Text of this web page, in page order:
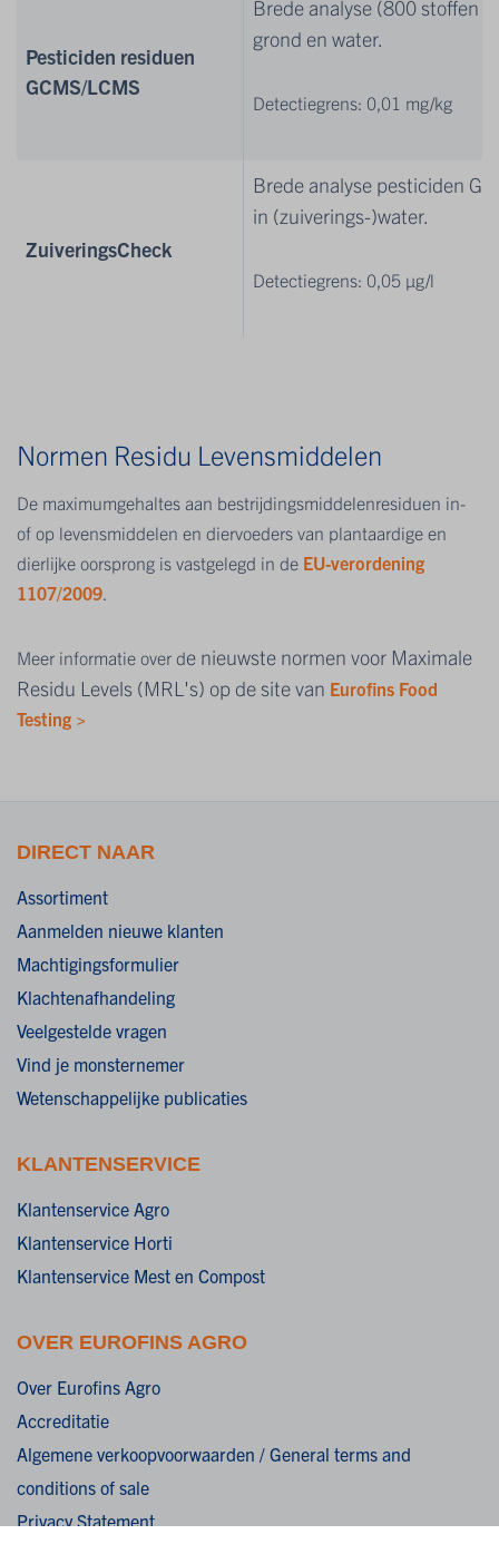
Pesticiden residuen
GCMS/LCMS
Brede analyse (800 stoffen
grond en water.
Detectiegrens: 0,01 mg/kg
ZuiveringsCheck
Brede analyse pesticiden
in (zuiverings-)water.
Detectiegrens: 0,05 µg/l
Normen Residu Levensmiddelen
De maximumgehaltes aan bestrijdingsmiddelenresiduen in-
of op levensmiddelen en diervoeders van plantaardige en
dierlijke oorsprong is vastgelegd in de EU-verordening
1107/2009
Meer informatie over de nieuwste normen voor Maximale
Residu Levels (MRL's) op de site van Eurofins Food
Testing >
DIRECT NAAR
Assortiment
Aanmelden nieuwe klanten
Machtigingsformulier
Klachtenafhandeling
Veelgestelde vragen
Vind je monsternemer
Wetenschappelijke publicaties
KLANTENSERVICE
Klantenservice Agro
Klantenservice Horti
Klantenservice Mest en Compost
OVER EUROFINS AGRO
Over Eurofins Agro
Accreditatie
Algemene verkoopvoorwaarden / General terms and
conditions of sale
Privacy Statement